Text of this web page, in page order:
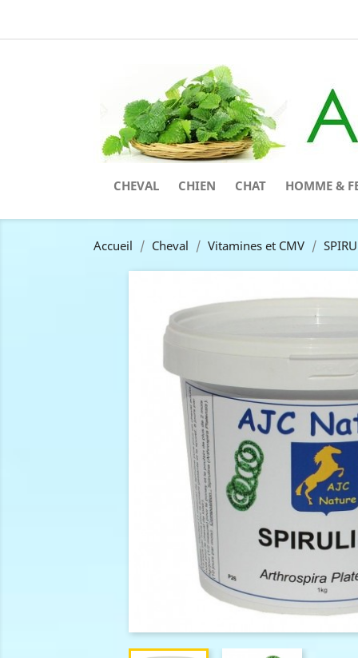
CHEVAL CHIEN CHAT HOMME &
Accueil Cheval Vitamines et CMV